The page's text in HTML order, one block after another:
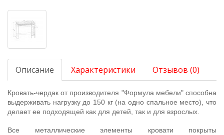
Описание Характеристики Отзывов (0)
Кровать-чердак от производителя "Формула мебели" способна
выдерживать нагрузку до 150 кг (на одно спальное место), что
делает ее подходящей как для детей, так и для взрослых.
Все металлические элементы кровати покрыты